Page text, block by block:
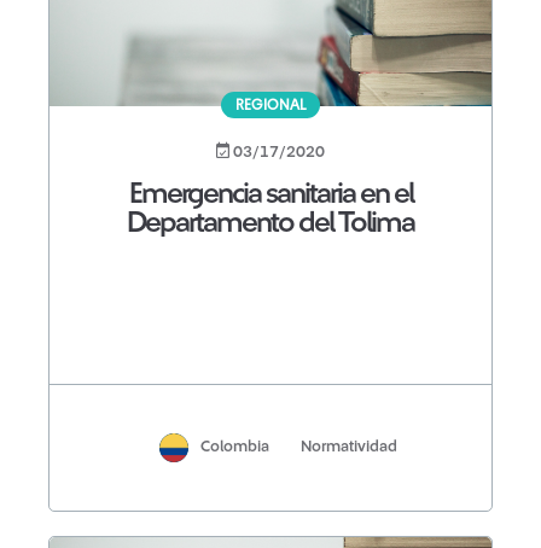
REGIONAL
03/17/2020
Emergencia sanitaria en el
Departamento del Tolima
Colombia Normatividad